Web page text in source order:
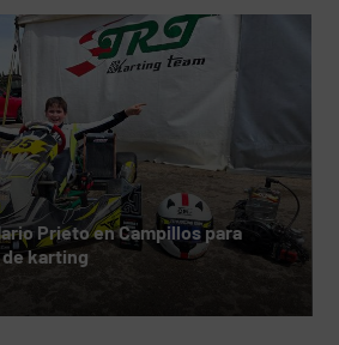
Prieto en Campillos para
karting